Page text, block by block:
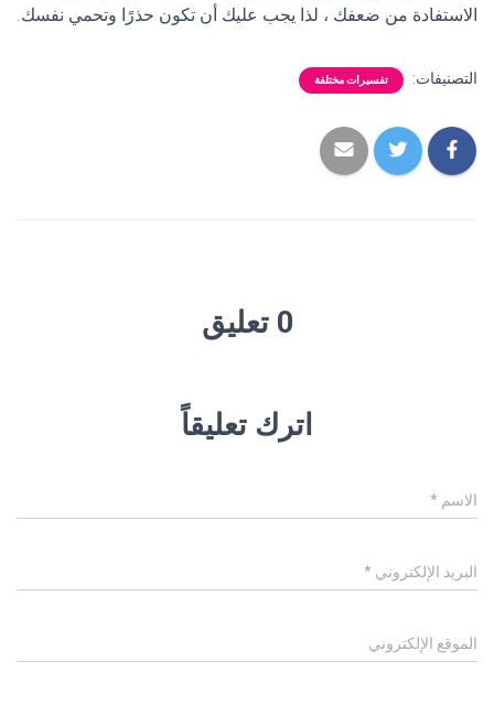
الاستفادة من ضعفك ، لذا يجب عليك أن تكون حذرًا وتحمي نفسك.
التصنيفات: تفسيرات مختلفة
0 تعليق
اترك تعليقاً
الاسم *
البريد الإلكتروني *
الموقع الإلكتروني